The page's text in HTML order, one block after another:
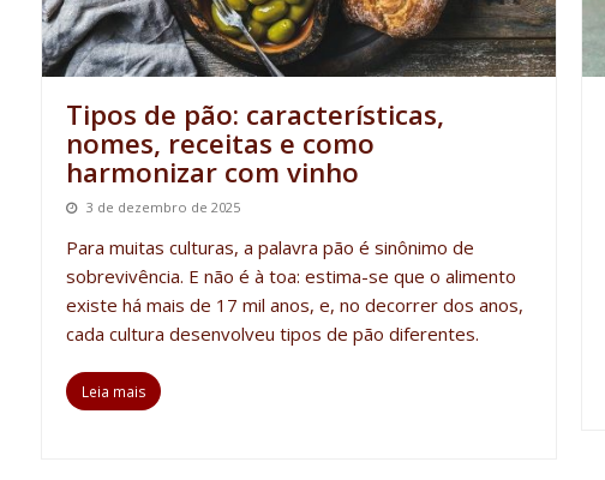
Tipos de pão: características,
nomes, receitas e como
harmonizar com vinho
3 de dezembro de 2025
Para muitas culturas, a palavra pão é sinônimo de
sobrevivência. E não é à toa: estima-se que o alimento
existe há mais de 17 mil anos, e, no decorrer dos anos,
cada cultura desenvolveu tipos de pão diferentes.
Leia mais